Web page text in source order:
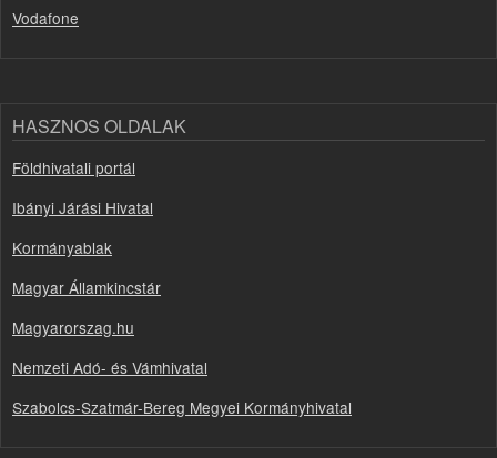
Vodafone
HASZNOS OLDALAK
Földhivatali portál
Ibányi Járási Hivatal
Kormányablak
Magyar Államkincstár
Magyarorszag.hu
Nemzeti Adó- és Vámhivatal
Szabolcs-Szatmár-Bereg Megyei Kormányhivatal